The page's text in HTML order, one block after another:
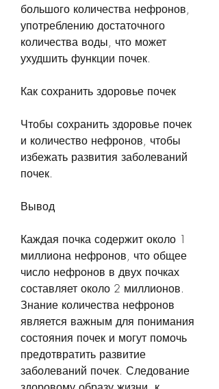
большого количества нефронов,
употреблению достаточного
количества воды, что может
ухудшить функции почек.
Как сохранить здоровье почек
Чтобы сохранить здоровье почек
и количество нефронов, чтобы
избежать развития заболеваний
почек.
Вывод
Каждая почка содержит около 1
миллиона нефронов, что общее
число нефронов в двух почках
составляет около 2 миллионов.
Знание количества нефронов
является важным для понимания
состояния почек и могут помочь
предотвратить развитие
заболеваний почек. Следование